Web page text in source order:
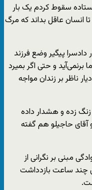
سقوط کردم یک بار
انسان عاقل بداند که مرگ
پیگیر وضع فرزند
و حتی اگر بمیرد
ناظر بر زندان مواجه
زده و هشدار داده
آقای حاجیلو هم گفته
مبنی بر نگرانی از
چند ساعت بازدداشت